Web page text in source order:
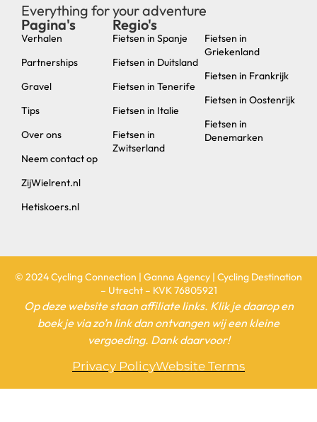
Everything for your adventure
Pagina's
Verhalen
Partnerships
Gravel
Tips
Over ons
Neem contact op
ZijWielrent.nl
Hetiskoers.nl
Regio's
Fietsen in Spanje
Fietsen in Duitsland
Fietsen in Tenerife
Fietsen in Italie
Fietsen in
Zwitserland
Fietsen in
Griekenland
Fietsen in Frankrijk
Fietsen in Oostenrijk
Fietsen in
Denemarken
© 2024 Cycling Connection | Ganna Agency | Cycling Destination
– Utrecht – KVK 76805921
Op deze website staan affiliate links. Klik je daarop en
boek je via zo’n link dan ontvangen wij een kleine
vergoeding. Dank daarvoor!
Privacy PolicyWebsite Terms